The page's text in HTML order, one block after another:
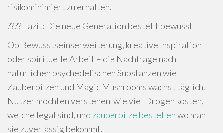
risikominimiert zu erhalten.
???? Fazit: Die neue Generation bestellt bewusst
Ob Bewusstseinserweiterung, kreative Inspiration
oder spirituelle Arbeit – die Nachfrage nach
natürlichen psychedelischen Substanzen wie
Zauberpilzen und Magic Mushrooms wächst täglich.
Nutzer möchten verstehen, wie viel Drogen kosten,
welche legal sind, und zauberpilze bestellenwo man
sie zuverlässig bekommt.